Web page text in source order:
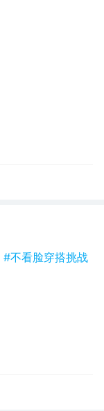
#不看脸穿搭挑战